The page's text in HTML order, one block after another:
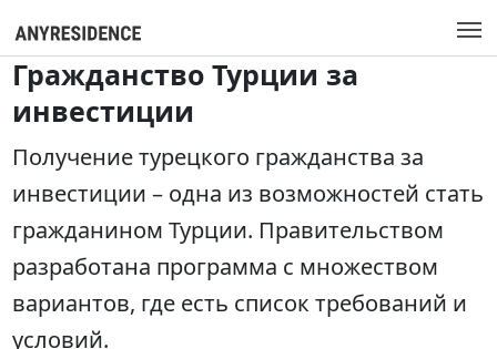
Гражданство Турции за
инвестиции
Получение турецкого гражданства за
инвестиции – одна из возможностей стать
гражданином Турции. Правительством
разработана программа с множеством
вариантов, где есть список требований и
условий.